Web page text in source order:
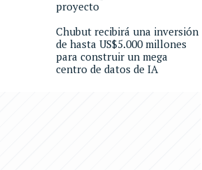
proyecto
Chubut recibirá una inversión
de hasta US$5.000 millones
para construir un mega
centro de datos de IA